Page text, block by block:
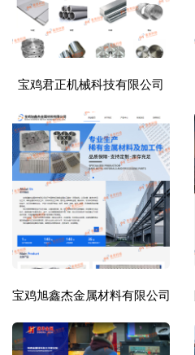
宝鸡君正机械科技有限公司
宝鸡旭鑫杰金属材料有限公司